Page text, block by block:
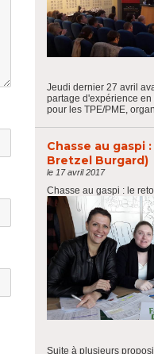
Jeudi dernier 27 avril
partage d'expérience
pour les TPE/PME,
Chasse au gaspi
Bretzel Burgard)
le 17 avril 2017
Chasse au gaspi : le
Suite à plusieurs